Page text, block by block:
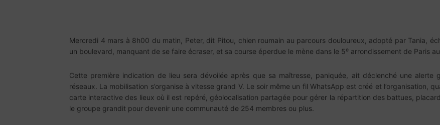
Mercredi 4 mars à 8h00 du matin, Peter, dit Pitou, chien roumain au parcours douloureux, adopté par Tania,
un boulevard, manquant de se faire écraser, et sa course éperdue le mène dans le 5e arrondissement de Paris
Cette première indication de lieu sera dévoilée après que sa maîtresse, paniquée, ait déclenché une
réseaux. La mobilisation s’organise à vitesse grand V. Le soir même un fil WhatsApp est créé et l’organisation,
carte interactive des lieux où il est repéré, géolocalisation partagée pour gérer la répartition des battues,
le groupe grandit pour devenir une communauté de 254 membres ou plus.